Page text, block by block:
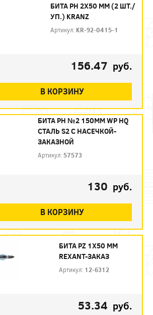
БИТА PH 2Х50 ММ (2 ШТ./
УП.) KRANZ
Артикул: KR-92-0415-1
156.47 руб.
В КОРЗИНУ
БИТА PH №2 150ММ WP HQ
СТАЛЬ S2 С НАСЕЧКОЙ-
ЗАКАЗНОЙ
Артикул: 57573
130 руб.
В КОРЗИНУ
БИТА PZ 1X50 ММ
REXANT-ЗАКАЗ
Артикул: 12-6312
53.34 руб.